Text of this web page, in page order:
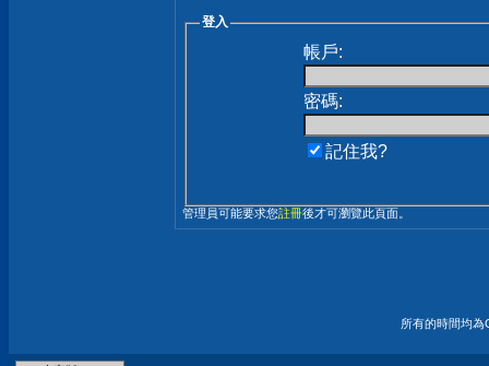
登入
帳戶:
密碼:
記住我?
管理員可能要求您註冊後才可瀏覽此頁面。
所有的時間均為